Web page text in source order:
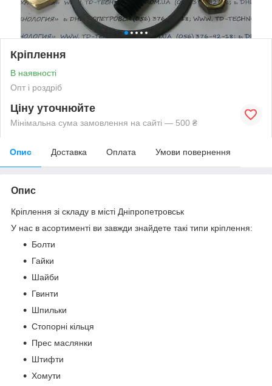
Кріплення
В наявності
Опт і роздріб
Ціну уточнюйте
Мінімальна сума замовлення на сайті — 500 ₴
Опис Доставка Оплата Умови повернення
Опис
Кріплення зі складу в місті Дніпропетровськ
У нас в асортименті ви завжди знайдете такі типи кріплення:
Болти
Гайки
Шайби
Гвинти
Шпильки
Стопорні кільця
Прес маслянки
Штифти
Хомути